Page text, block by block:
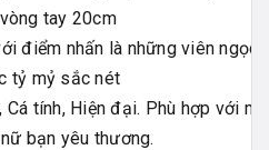
tay 20cm
điểm nhấn là những viên
tỷ mỷ sắc nét
Cá tính, Hiện đại. Phù hợp với
bạn yêu thương.